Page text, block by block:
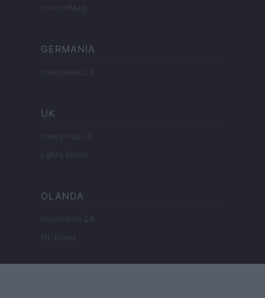
InvestirMag
GERMANIA
Investieren24
UK
News Hub UK
Lgbtq News
OLANDA
Investeren 24
NL Newz